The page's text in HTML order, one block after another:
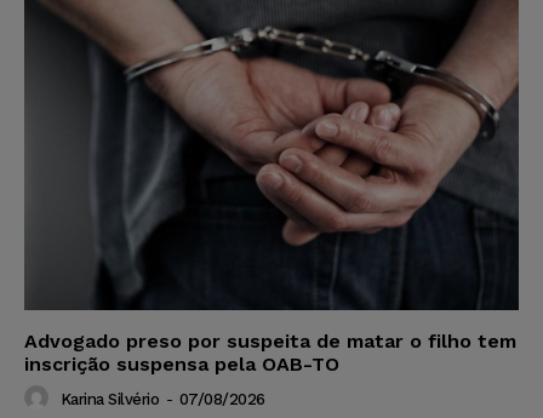
Advogado preso por suspeita de matar o filho tem
inscrição suspensa pela OAB-TO
Karina Silvério - 07/08/2026